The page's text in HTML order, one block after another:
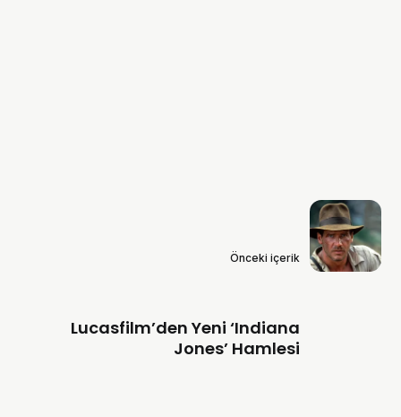
Önceki içerik
Lucasfilm’den Yeni ‘Indiana
Jones’ Hamlesi